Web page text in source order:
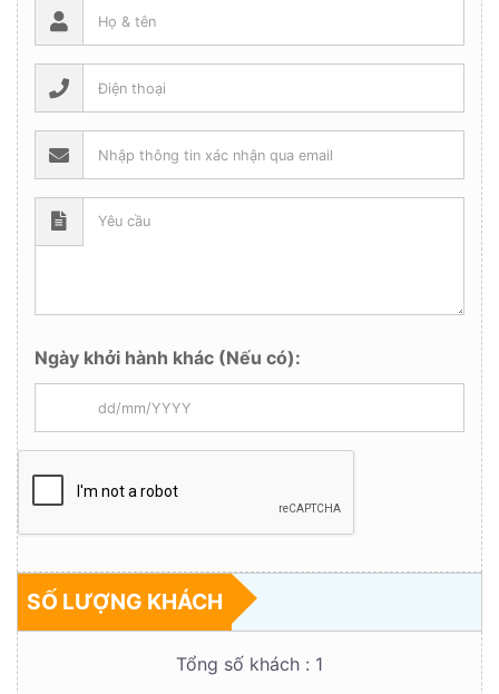
Ngày khởi hành khác (Nếu có):
SỐ LƯỢNG KHÁCH
Tổng số khách : 1